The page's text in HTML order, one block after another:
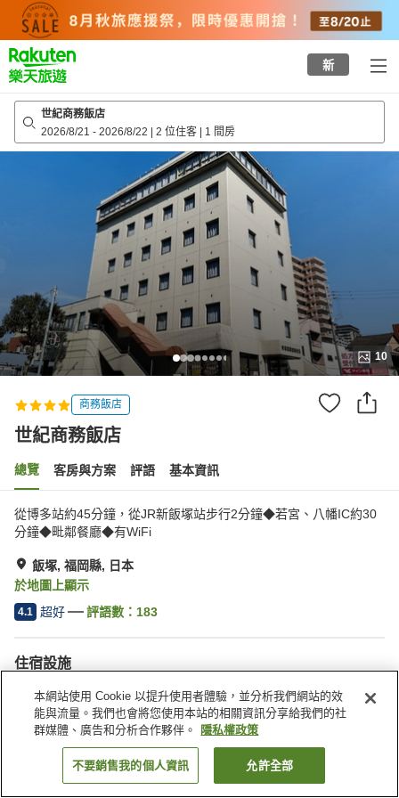
top
page
新
世紀商務飯店
2026/8/21 - 2026/8/22 | 2 位住客 | 1 間房
10
商務飯店
世紀商務飯店
總覽 客房與方案 評語 基本資訊
從博多站約45分鐘，從JR新飯塚站步行2分鐘◆若宮、八幡IC約30
分鐘◆毗鄰餐廳◆有WiFi
飯塚, 福岡縣, 日本
於地圖上顯示
4.1 超好 評語數： 183
住宿設施
停車場
餐廳
自動販賣機
宅配服務
找客房
本網站使用 Cookie 以提升使用者體驗，並分析我們網站的效
能與流量。我們也會將您使用本站的相關資訊分享給我們的社
群媒體、廣告和分析合作夥伴。
隱私權政策
不要銷售我的個人資訊 允許全部